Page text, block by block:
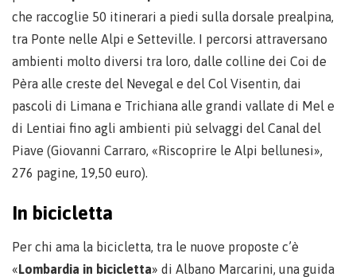
che raccoglie 50 itinerari a piedi sulla dorsale prealpina,
tra Ponte nelle Alpi e Setteville. I percorsi attraversano
ambienti molto diversi tra loro, dalle colline dei Coi de
Pèra alle creste del Nevegal e del Col Visentin, dai
pascoli di Limana e Trichiana alle grandi vallate di Mel e
di Lentiai fino agli ambienti più selvaggi del Canal del
Piave (Giovanni Carraro, «Riscoprire le Alpi bellunesi»,
276 pagine, 19,50 euro).
In bicicletta
Per chi ama la bicicletta, tra le nuove proposte c’è
«Lombardia in bicicletta» di Albano Marcarini, una guida